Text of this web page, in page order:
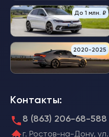
До 1 млн. ₽
2020-2025
Контакты:
8 (863) 206-68-58
г. Ростов-на-Дону,